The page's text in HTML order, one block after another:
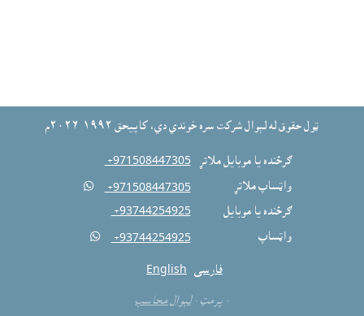
ټول حقوق له لېوال شرکت سره خوندي دي، کاپيحق ١٩٩٢-٢٠٢٦م
ګرځنده يا موبايل ملاتړ ‎ +971508447305
واټساپ ملاتړ ‎ +971508447305

ګرځنده يا موبايل ‎ +93744254925
واټساپ ‎ +93744254925

فارسی English
- پرمټ -لېوال محاسب